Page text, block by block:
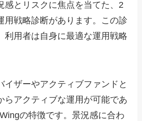
感とリスクに焦点を当てた、2
用戦略診断があります。この診
利用者は自身に最適な運用戦略
イザーやアクティブファンドと
らアクティブな運用が可能であ
の特徴です。景況感に合わ